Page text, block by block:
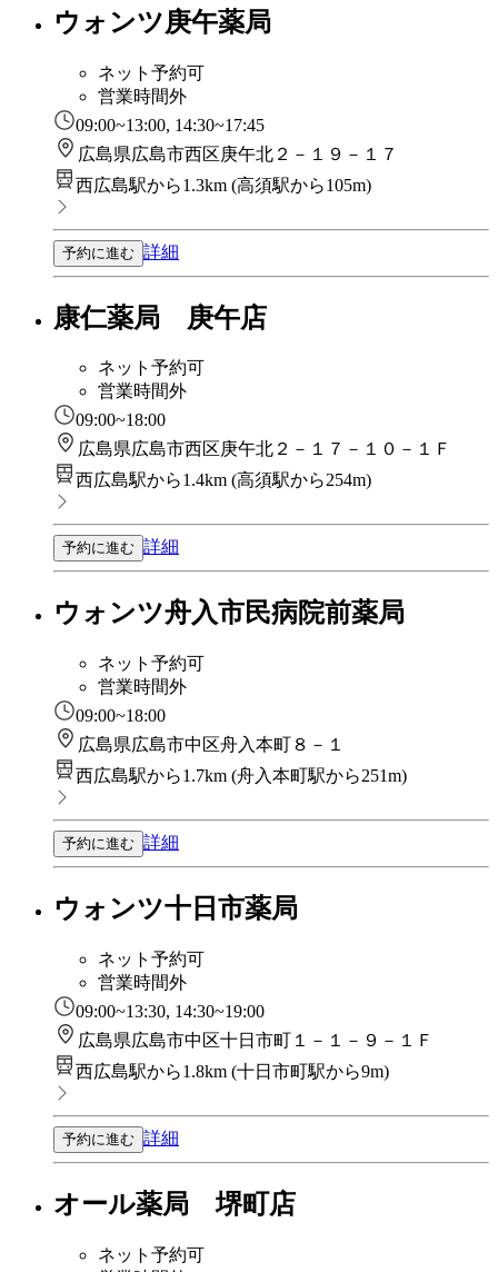
ウォンツ庚午薬局
ネット予約可
営業時間外
09:00~13:00, 14:30~17:45
広島県広島市西区庚午北２－１９－１７
西広島駅から1.3km (高須駅から105m)
予約に進む 詳細
康仁薬局 庚午店
ネット予約可
営業時間外
09:00~18:00
広島県広島市西区庚午北２－１７－１０－１Ｆ
西広島駅から1.4km (高須駅から254m)
予約に進む 詳細
ウォンツ舟入市民病院前薬局
ネット予約可
営業時間外
09:00~18:00
広島県広島市中区舟入本町８－１
西広島駅から1.7km (舟入本町駅から251m)
予約に進む 詳細
ウォンツ十日市薬局
ネット予約可
営業時間外
09:00~13:30, 14:30~19:00
広島県広島市中区十日市町１－１－９－１Ｆ
西広島駅から1.8km (十日市町駅から9m)
予約に進む 詳細
オール薬局 堺町店
ネット予約可